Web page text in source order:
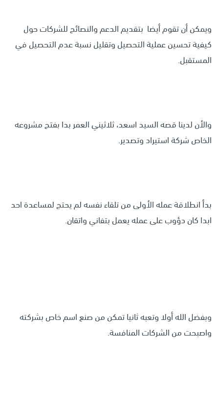
ويمكن أن تقوم أيضا بتقديم الدعم والنصائح للشركات حول
كيفية تحسين عملية التحصيل وتقليل نسبة عدم التحصيل في
المستقبل.
والأن لدينا قصه السيد اسعد، ثلاثيني العمر بدا بفتح مشروعه
الخاص شركة استيراد وتصدير.
بدأ انطلاقة عمله الأولى من تلقاء نفسه لم يحتج لمساعدة احد
ابدا كان دؤوب على عمله يعمل بتفاني واتقان.
وبفضل الله أولا وتعبه ثانيا تمكن من صنع اسم خاص بشركته
واصبحت من الشركات المنافسة.